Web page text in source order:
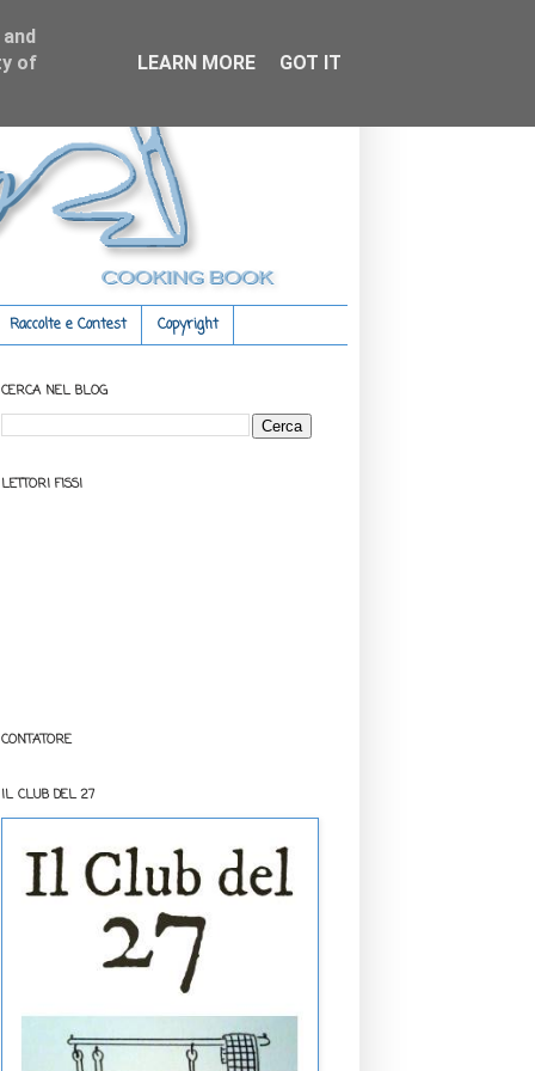
Raccolte e Contest Copyright
CERCA NEL BLOG
LETTORI FISSI
CONTATORE
IL CLUB DEL 27
of
LEARN MORE GOT IT